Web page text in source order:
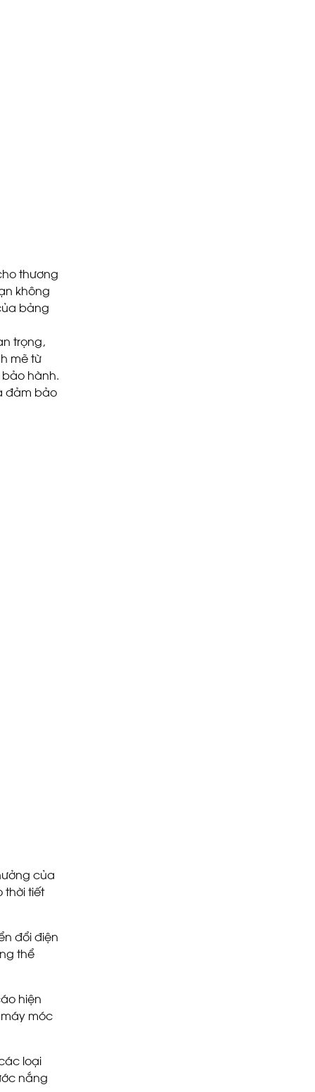
thương
không
bảng
trọng,
mẽ từ
hành.
đảm bảo
của
thời tiết
đổi điện
thể
hiện
móc
loại
nắng